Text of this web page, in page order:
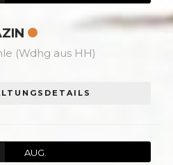
(Wdhg aus HH)
AUG.